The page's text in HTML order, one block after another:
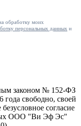
обработку моих
персональных данных и
законом № 152-ФЗ
свободно, своей
согласие
ООО "Ви Эф Эс"